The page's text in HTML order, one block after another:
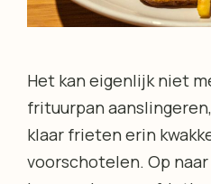
Het kan eigenlijk niet
frituurpan
klaar frieten erin
voorschotelen. Op